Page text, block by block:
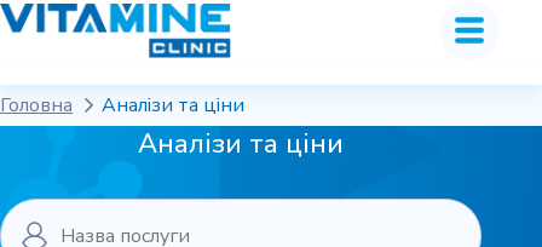
Головна Аналізи та ціни
Аналізи та ціни